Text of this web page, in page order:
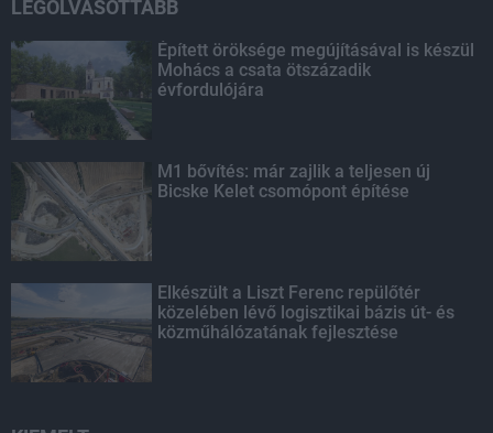
LEGOLVASOTTABB
Épített öröksége megújításával is készül
Mohács a csata ötszázadik
évfordulójára
M1 bővítés: már zajlik a teljesen új
Bicske Kelet csomópont építése
Elkészült a Liszt Ferenc repülőtér
közelében lévő logisztikai bázis út- és
közműhálózatának fejlesztése